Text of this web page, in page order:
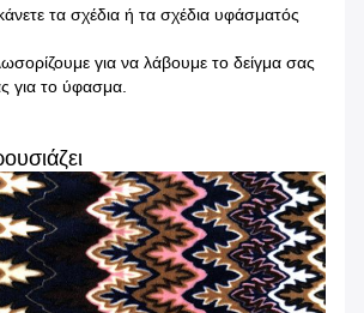
τα σχέδια ή τα σχέδια υφάσματός
για να λάβουμε το δείγμα σας
για το ύφασμα.